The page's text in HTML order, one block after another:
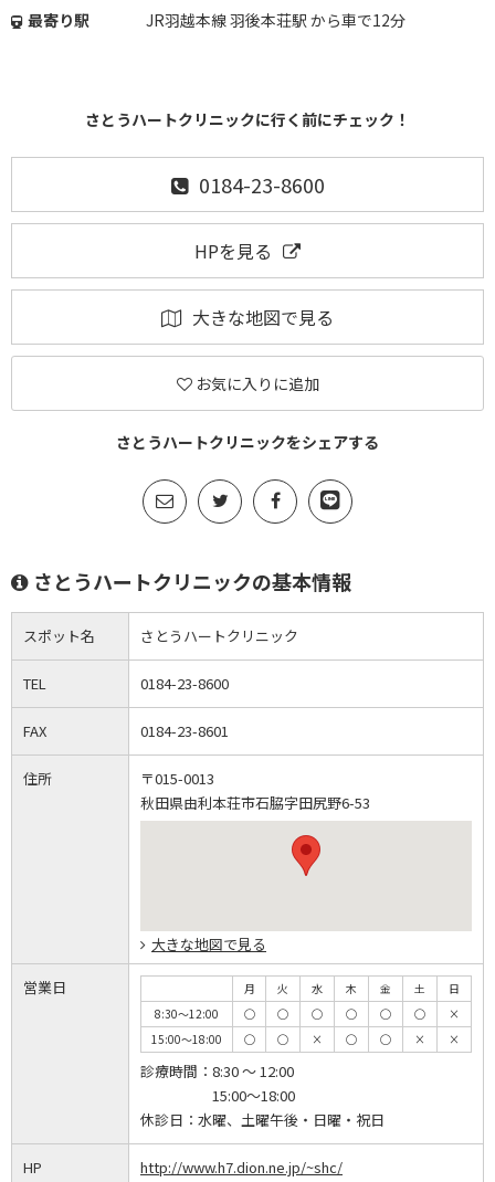
最寄り駅
JR羽越本線 羽後本荘駅 から車で12分
さとうハートクリニックに行く前にチェック！
0184-23-8600
HPを見る
大きな地図で見る
お気に入りに追加
さとうハートクリニックをシェアする
さとうハートクリニックの基本情報
スポット名 さとうハートクリニック
TEL 0184-23-8600
FAX 0184-23-8601
住所
〒015-0013
秋田県由利本荘市石脇字田尻野6-53
大きな地図で見る
営業日 月 火 水 木 金 土
日
8:30～12:00
◯ ◯ ◯ ◯ ◯ ◯
×
15:00～18:00
◯ ◯ × ◯ ◯ × ×
診療時間： 8:30 ～ 12:00
15:00～18:00
休診日： 水曜、土曜午後・日曜・祝日
HP http://www.h7.dion.ne.jp/~shc/